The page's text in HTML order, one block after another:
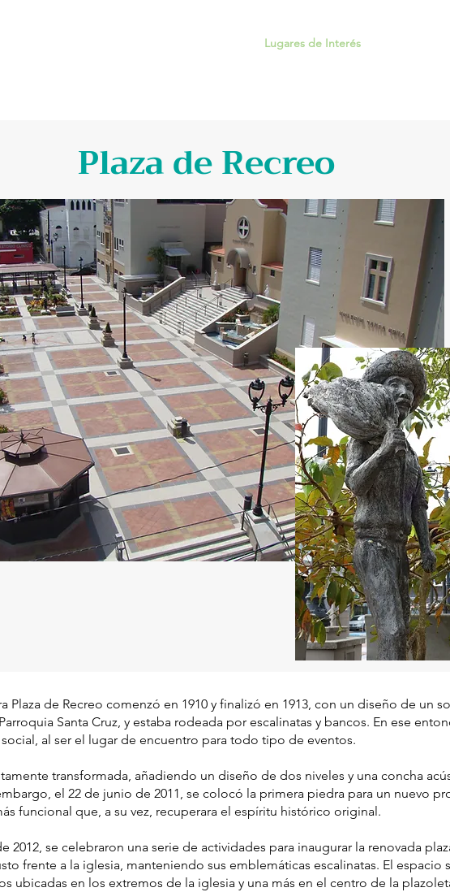
Lugares de Interés
Plaza de Recreo
Plaza de Recreo comenzó en 1910 y finalizó en 1913, con un diseño de un
Santa Cruz, y estaba rodeada por escalinatas y bancos. En ese
al ser el lugar de encuentro para todo tipo de eventos.
transformada, añadiendo un diseño de dos niveles y una concha
el 22 de junio de 2011, se colocó la primera piedra para un nuevo
funcional que, a su vez, recuperara el espíritu histórico original.
2012, se celebraron una serie de actividades para inaugurar la renovada
frente a la iglesia, manteniendo sus emblemáticas escalinatas. El espacio
ubicadas en los extremos de la iglesia y una más en el centro de la